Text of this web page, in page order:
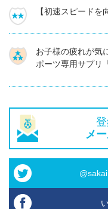
【初速スピード
お子様の疲れが気
ポーツ専用サプリ
メ